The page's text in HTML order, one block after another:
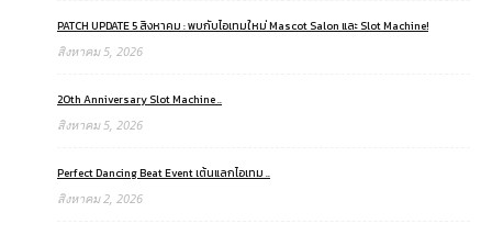
PATCH UPDATE 5 สิงหาคม : พบกับไอเทมใหม่ Mascot Salon และ Slot Machine!
สิงหาคม 5, 2026
20th Anniversary Slot Machine ..
สิงหาคม 5, 2026
Perfect Dancing Beat Event เต้นแลกไอเทม ..
สิงหาคม 2, 2026